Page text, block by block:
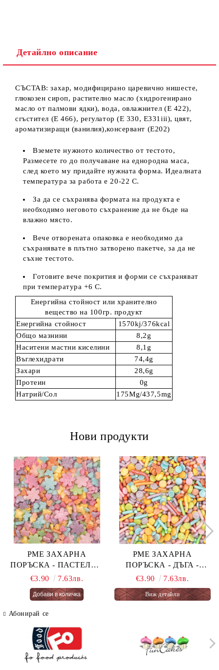
Детайлно описание
СЪСТАВ: захар, модифицирано царевично нишесте,
глюкозен сироп, растително масло (хидрогенирано
масло от палмови ядки), вода, овлажнител (Е 422),
сгъстител (Е 466), регулатор (Е 330, E331iii), цвят,
ароматизиращи (ванилия),консервант (E202)
Вземете нужното количество от тестото,
Размесете го до получаване на еднородна маса,
след което му придайте нужната форма. Идеалната
температура за работа е 20-22 C.
За да се съхранява формата на продукта е
необходимо неговото съхранение да не бъде на
влажно място.
Вече отворената опаковка е необходимо да
съхранявате в плътно затворено пакетче, за да не
съхне тестото.
Готовите вече покрития и форми се съхраняват
при температура +6 С.
Енергийна стойност или хранително
вещество на 100гр. продукт
Енергийна стойност
1570kj/376kcal
Общо мазнини
8,2g
Наситени мастни киселини
8,1g
Въглехидрати
74,4g
Захари
28,6g
Протеин
0g
Натрий/Сол
175Mg/437,5mg
Нови продукти
PME ЗАХАРНА
ПОРЪСКА - ПАСТЕЛНА
ОГНЕНА ТОРТА -
PASTEL FAIRY CAKES
66 гр.
€3.90 7.63лв.
PME ЗАХАРНА
ПОРЪСКА - ДЪГА -
€3.90 7.63лв.
Виж детайли
Абонирай се